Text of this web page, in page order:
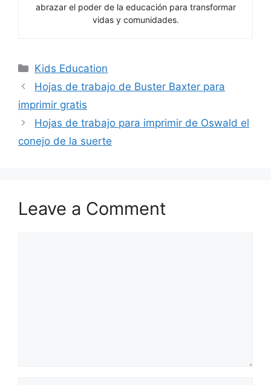
abrazar el poder de la educación para transformar
vidas y comunidades.
Categories
Kids Education
Hojas de trabajo de Buster Baxter para
imprimir gratis
Hojas de trabajo para imprimir de Oswald el
conejo de la suerte
Leave a Comment